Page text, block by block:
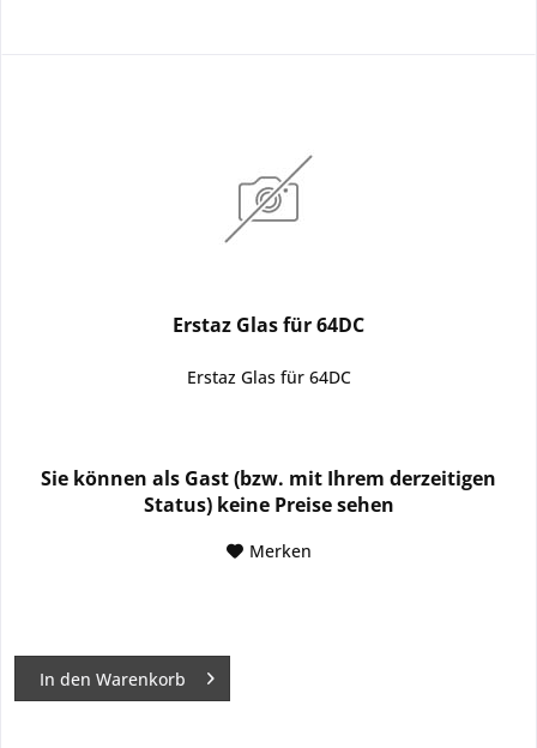
Erstaz Glas für 64DC
Erstaz Glas für 64DC
Sie können als Gast (bzw. mit Ihrem derzeitigen
Status) keine Preise sehen
Merken
In den Warenkorb